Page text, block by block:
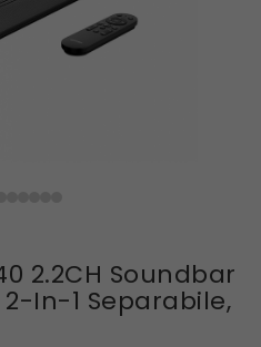
2.2CH Soundbar
2-In-1 Separabile,